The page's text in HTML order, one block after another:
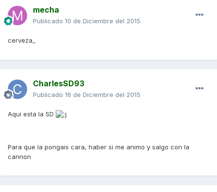
mecha
Publicado 10 de Diciembre del 2015
cerveza_
CharlesSD93
Publicado 16 de Diciembre del 2015
Aqui esta la SD
Para que la pongais cara, haber si me animo y salgo con la
cannon